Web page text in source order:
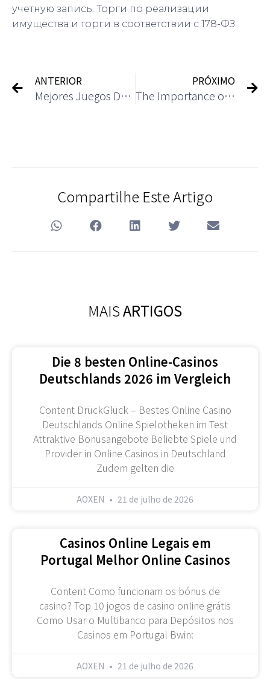
учетную запись. Торги по реализации
имущества и торги в соответствии с 178-ФЗ.
ANTERIOR
Mejores Juegos De Casino Online Para Ganar Dinero
PRÓXIMO
The Importance of Responsible Gambling in the Casino Industry
Compartilhe Este Artigo
MAISARTIGOS
Die 8 besten Online-Casinos
Deutschlands 2026 im Vergleich
Content DrückGlück – Bestes Online Casino
Deutschlands Online Spielotheken im Test
Attraktive Bonusangebote Beliebte Spiele und
Provider in Online Casinos in Deutschland
Zudem gelten die
AOXEN 21 de julho de 2026
Casinos Online Legais em
Portugal Melhor Online Casinos
Content Como funcionam os bónus de
casino? Top 10 jogos de casino online grátis
Como Usar o Multibanco para Depósitos nos
Casinos em Portugal Bwin:
AOXEN 21 de julho de 2026